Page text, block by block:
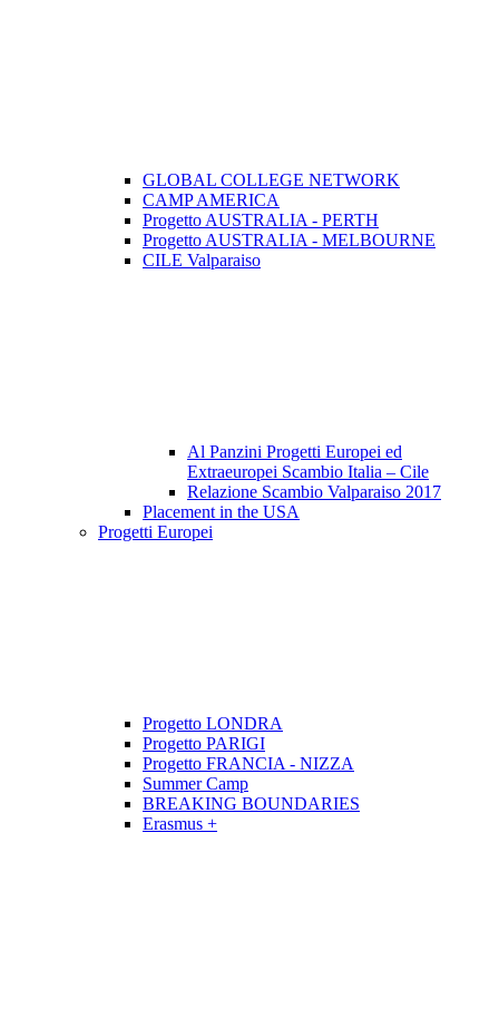
GLOBAL COLLEGE NETWORK
CAMP AMERICA
Progetto AUSTRALIA - PERTH
Progetto AUSTRALIA - MELBOURNE
CILE Valparaiso
Al Panzini Progetti Europei ed
Extraeuropei Scambio Italia – Cile
Relazione Scambio Valparaiso 2017
Placement in the USA
Progetti Europei
Progetto LONDRA
Progetto PARIGI
Progetto FRANCIA - NIZZA
Summer Camp
BREAKING BOUNDARIES
Erasmus +